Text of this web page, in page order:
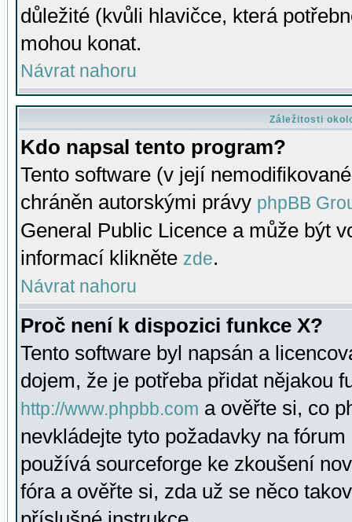
důležité (kvůli hlavičce, která
mohou konat.
Návrat nahoru
Záležitosti
Kdo napsal tento program?
Tento software (v její
chráněn autorskými právy phpBB
General Public Licence a může být
informací klikněte zde.
Návrat nahoru
Proč není k dispozici funkce X?
Tento software byl napsán a
dojem, že je potřeba přidat nějakou
http://www.phpbb.com a ověřte si, co
nevkládejte tyto požadavky na
používá sourceforge ke zkoušení
fóra a ověřte si, zda už se něco